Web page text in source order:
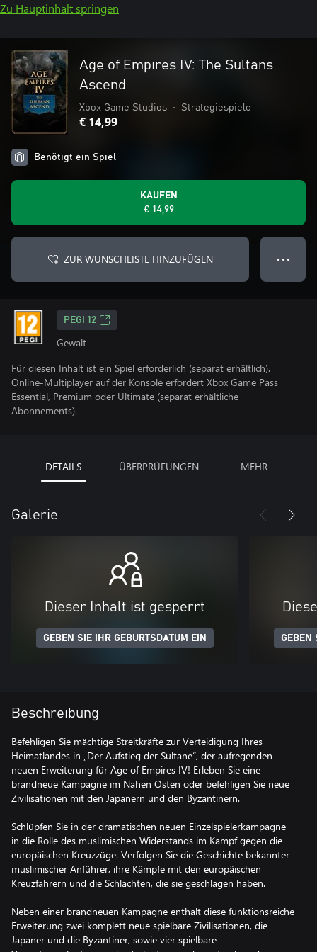
Zu Hauptinhalt springen
Age of Empires IV: The Sultans
Ascend
Xbox Game Studios • Strategiespiele
€ 14,99
Benötigt ein Spiel
KAUFEN
€ 14,99
ZUR WUNSCHLISTE HINZUFÜGEN ● ● ●
PEGI 12
Gewalt
Für diesen Inhalt ist ein Spiel erforderlich (separat erhältlich).
Online-Multiplayer auf der Konsole erfordert Xbox Game Pass
Essential, Premium oder Ultimate (separat erhältliche
Abonnements).
DETAILS ÜBERPRÜFUNGEN MEHR
Galerie
Dieser Inhalt ist gesperrt
GEBEN SIE IHR GEBURTSDATUM EIN GEBEN
Beschreibung
Befehligen Sie mächtige Streitkräfte zur Verteidigung Ihres
Heimatlandes in „Der Aufstieg der Sultane“, der aufregenden
neuen Erweiterung für Age of Empires IV! Erleben Sie eine
brandneue Kampagne im Nahen Osten oder befehligen Sie neue
Zivilisationen mit den Japanern und den Byzantinern.
Schlüpfen Sie in der dramatischen neuen Einzelspielerkampagne
in die Rolle des muslimischen Widerstands im Kampf gegen die
europäischen Kreuzzüge. Verfolgen Sie die Geschichte bekannter
muslimischer Anführer, ihre Kämpfe mit den europäischen
Kreuzfahrern und die Schlachten, die sie geschlagen haben.
Neben einer brandneuen Kampagne enthält diese funktionsreiche
Erweiterung zwei komplett neue spielbare Zivilisationen, die
Japaner und die Byzantiner, sowie vier spielbare